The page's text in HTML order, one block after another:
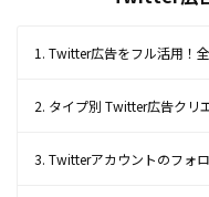
1. Twitter広告をフル活用！
2. タイプ別 Twitter広告クリ